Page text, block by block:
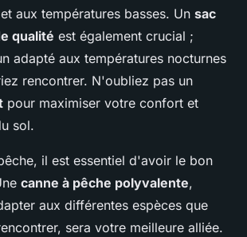
aux températures basses. Un sac
qualité est également crucial ;
adapté aux températures nocturnes
rencontrer. N'oubliez pas un
pour maximiser votre confort et
sol.
il est essentiel d'avoir le bon
canne à pêche polyvalente,
aux différentes espèces que
sera votre meilleure alliée.